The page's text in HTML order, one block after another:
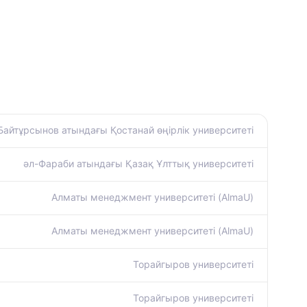
атындағы Қостанай өңірлік университеті
әл-Фараби атындағы Қазақ Ұлттық университеті
Алматы менеджмент университеті (AlmaU)
Алматы менеджмент университеті (AlmaU)
Торайгыров университеті
Торайгыров университеті